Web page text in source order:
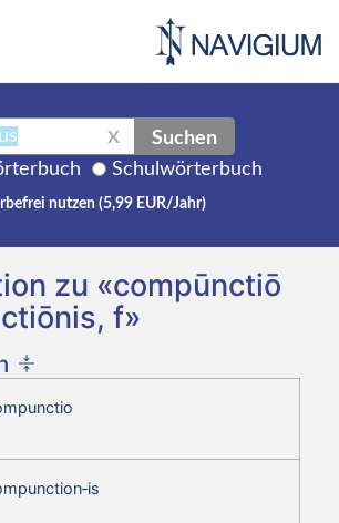
X Suchen
Schulwörterbuch
nutzen (5,99 EUR/Jahr)
zu «compūnctiō
f»